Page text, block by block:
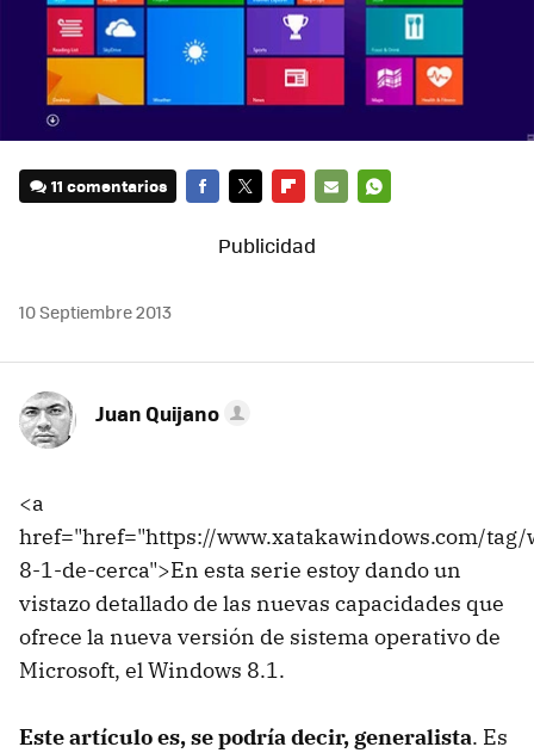
11 comentarios
10 Septiembre 2013
Juan Quijano
<a
href="href="https://www.xatakawindows.com/
8-1-de-cerca">En esta serie estoy dando un
vistazo detallado de las nuevas capacidades que
ofrece la nueva versión de sistema operativo de
Microsoft, el Windows 8.1.
Este artículo es, se podría decir, generalista. Es